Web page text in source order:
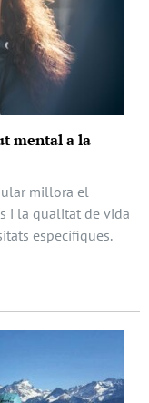
mental a la
millora el
i la qualitat de vida
específiques.